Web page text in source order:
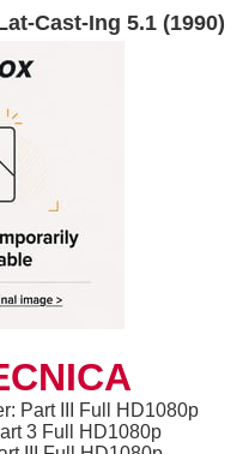
Cast-Ing 5.1 (1990)
Part III Full HD1080p
3 Full HD1080p